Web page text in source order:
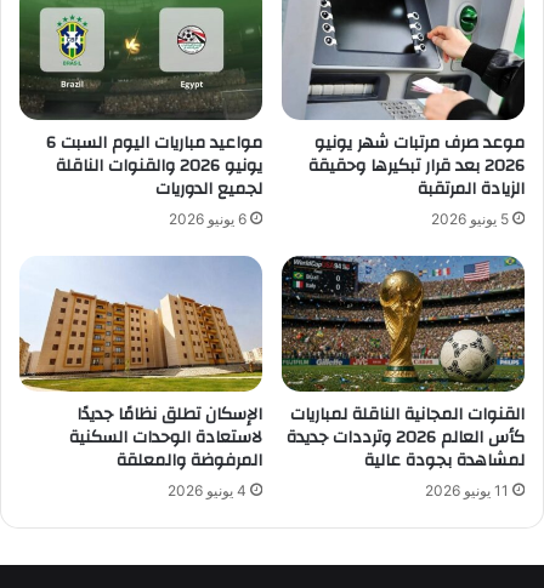
موعد صرف مرتبات شهر يونيو
2026 بعد قرار تبكيرها وحقيقة
الزيادة المرتقبة
5 يونيو 2026
مواعيد مباريات اليوم السبت 6
يونيو 2026 والقنوات الناقلة
لجميع الدوريات
6 يونيو 2026
القنوات المجانية الناقلة لمباريات
كأس العالم 2026 وترددات جديدة
لمشاهدة بجودة عالية
11 يونيو 2026
الإسكان تطلق نظامًا جديدًا
لاستعادة الوحدات السكنية
المرفوضة والمعلقة
4 يونيو 2026